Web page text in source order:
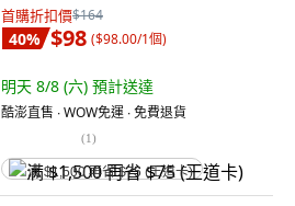
首購折扣價$164
40% $98 ($98.00/1個)
明天 8/8 (六) 預計送達
酷澎直售 ∙ WOW免運 ∙ 免費退貨
(1)
满 $1,500 再省 $75 (王道卡)